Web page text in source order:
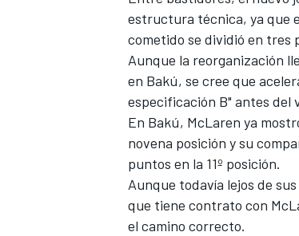
FÓRMULA E
estructura técnica, ya que
cometido se dividió en tres
Aunque la reorganización
en Bakú, se cree que
especificación B" antes del
En Bakú, McLaren ya
novena posición y su
puntos en la 11º posición.
Aunque todavía lejos de
que tiene contrato con
el camino correcto.